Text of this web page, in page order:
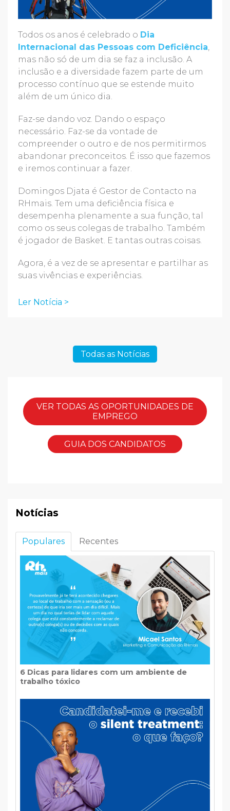
Todos os anos é celebrado o Dia
Internacional das Pessoas com Deficiência,
mas não só de um dia se faz a inclusão. A
inclusão e a diversidade fazem parte de um
processo contínuo que se estende muito
além de um único dia.
Faz-se dando voz. Dando o espaço
necessário. Faz-se da vontade de
compreender o outro e de nos permitirmos
abandonar preconceitos. É isso que fazemos
e iremos continuar a fazer.
Domingos Djata é Gestor de Contacto na
RHmais. Tem uma deficiência física e
desempenha plenamente a sua função, tal
como os seus colegas de trabalho. Também
é jogador de Basket. E tantas outras coisas.
Agora, é a vez de se apresentar e partilhar as
suas vivências e experiências.
Ler Notícia >
Todas as Notícias
VER TODAS AS OPORTUNIDADES DE
EMPREGO
GUIA DOS CANDIDATOS
Notícias
Populares Recentes
6 Dicas para lidares com um ambiente de
trabalho tóxico